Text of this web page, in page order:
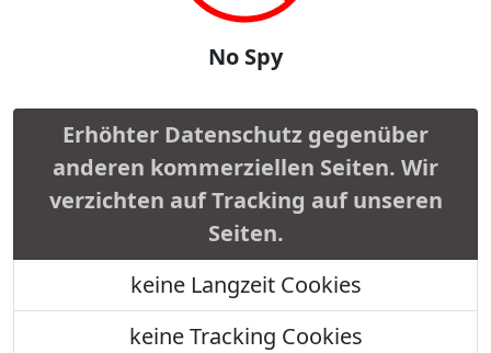
No Spy
Erhöhter Datenschutz gegenüber
anderen kommerziellen Seiten. Wir
verzichten auf Tracking auf unseren
Seiten.
keine Langzeit Cookies
keine Tracking Cookies